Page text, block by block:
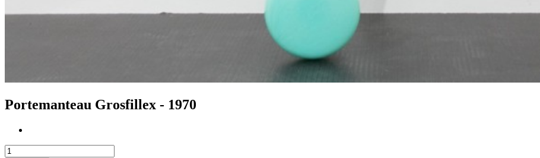
Portemanteau Grosfillex - 1970